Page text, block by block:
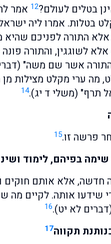
בטלים לעולם?12 אמר
בטלות. אמרו ליה
התורה לפניכם שהיא
לשוגגין, והתורה
אשר שם משה"
מה ערי מקלט מצילות
תרף" (משלי ד יג).14
פרשה זו.15
בפיהם, לימוד
אלא אותם חוקים
שידעו אותה. לקיים מה
לא יט).16
תקווה17